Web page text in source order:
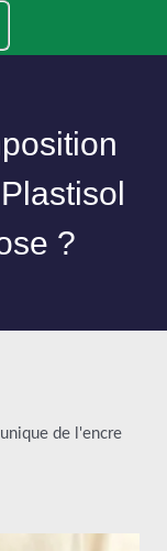
?
de l'encre